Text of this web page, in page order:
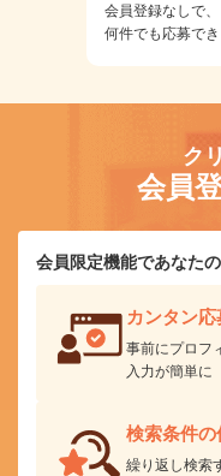
会員登録なしで、
何件でも応募でき
ク
会員
会員限定機能であなた
カンタン応
事前にプロフ
入力が簡単に
検索条件の
繰り返し検索